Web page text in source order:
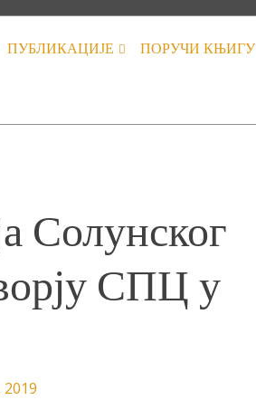
ПУБЛИКАЦИЈЕ ПОРУЧИ КЊИГУ
Солунског
СПЦ у